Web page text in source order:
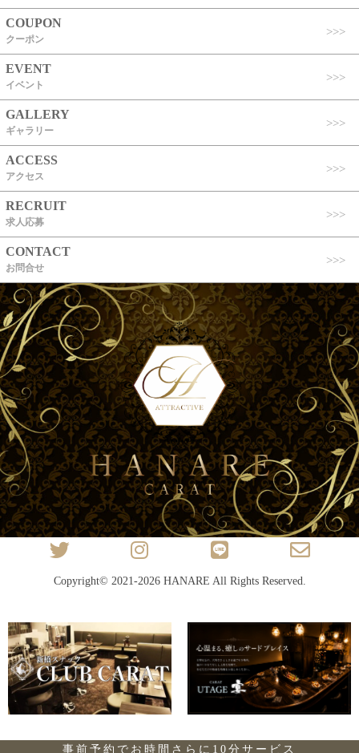
COUPON
クーポン
EVENT
イベント
GALLERY
ギャラリー
ACCESS
アクセス
RECRUIT
求人応募
CONTACT
お問合せ
Copyright© 2021-2026 HANARE All Rights Reserved.
事前予約でお時間さらに10分サービス